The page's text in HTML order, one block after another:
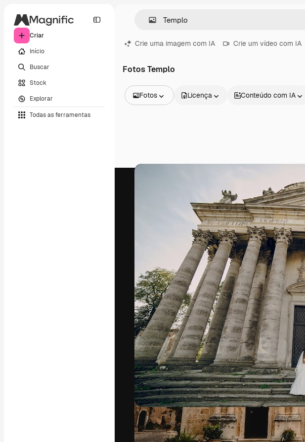
Criar
Início
Buscar
Stock
Explorar
Todas as ferramentas
Crie uma imagem com IA Crie um vídeo com IA
Fotos Templo
Fotos
Vídeos
Licença Conteúdo com IA
A plataforma criativa para você direcionar
seu melhor trabalho. Mais de 1 milhão de
assinantes entre criativos, empresas,
agências e estúdios.
Português
Copyright © 2010-2026Freepik Company S.L.U.